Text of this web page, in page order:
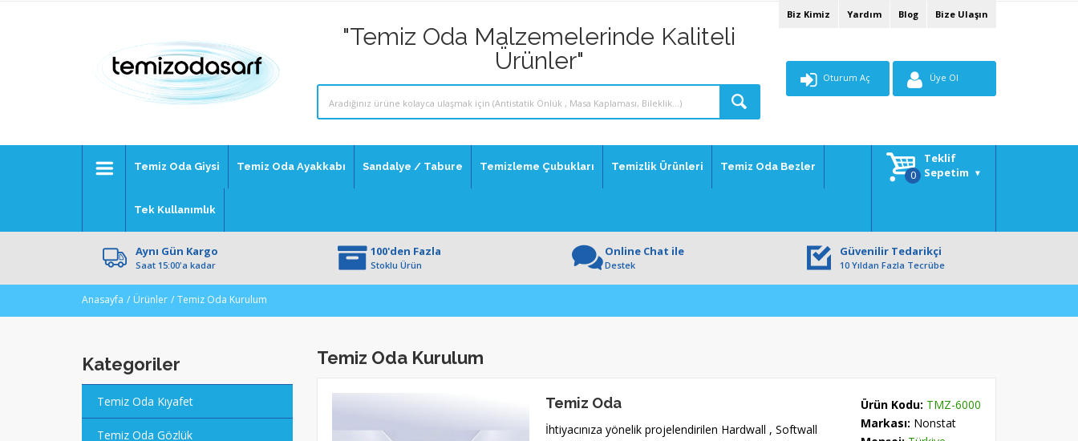
Biz Kimiz Yardım Blog Bize Ulaşın
"Temiz Oda Malzemelerinde Kaliteli
Ürünler"
Oturum Aç Üye Ol
Temiz Oda Giysi Temiz Oda Ayakkabı Sandalye / Tabure Temizleme Çubukları Temizlik Ürünleri Temiz Oda Bezler
Tek Kullanımlık
Teklif
Sepetim
Aynı Gün Kargo
Saat 15:00'a kadar
100'den Fazla
Stoklu Ürün
Online Chat ile
Destek
Güvenilir Tedarikçi
10 Yıldan Fazla Tecrübe
Anasayfa Ürünler Temiz Oda Kurulum
Kategoriler
Temiz Oda Kıyafet
Temiz Oda Gözlük
Temiz Oda Kurulum
Temiz Oda
İhtiyacınıza yönelik projelendirilen Hardwall , Softwall
Ürün Kodu: TMZ-6000
Markası: Nonstat